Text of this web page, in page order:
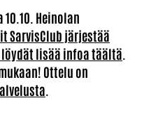
Heinolan
SarvisClub järjestää
lisää infoa täältä.
Ottelu on
.